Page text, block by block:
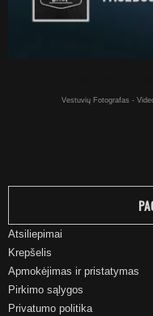
Vestuvių Fotografas -
Atsiliepimai
Krepšelis
Apmokėjimas ir pristatymas
Pirkimo sąlygos
Privatumo politika